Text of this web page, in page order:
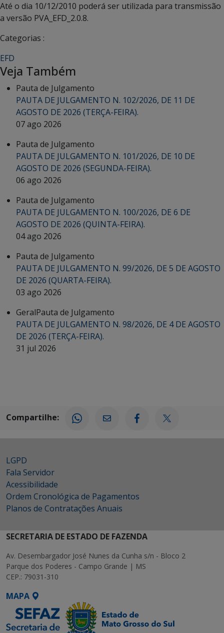
Até o dia 10/12/2010 poderá ser utilizada para transmissão
a versão PVA_EFD_2.0.8.
Categorias :
EFD
Veja Também
Pauta de Julgamento
PAUTA DE JULGAMENTO N. 102/2026, DE 11 DE
AGOSTO DE 2026 (TERÇA-FEIRA).
07 ago 2026
Pauta de Julgamento
PAUTA DE JULGAMENTO N. 101/2026, DE 10 DE
AGOSTO DE 2026 (SEGUNDA-FEIRA).
06 ago 2026
Pauta de Julgamento
PAUTA DE JULGAMENTO N. 100/2026, DE 6 DE
AGOSTO DE 2026 (QUINTA-FEIRA).
04 ago 2026
Pauta de Julgamento
PAUTA DE JULGAMENTO N. 99/2026, DE 5 DE AGOSTO
DE 2026 (QUARTA-FEIRA).
03 ago 2026
GeralPauta de Julgamento
PAUTA DE JULGAMENTO N. 98/2026, DE 4 DE AGOSTO
DE 2026 (TERÇA-FEIRA).
31 jul 2026
Compartilhe:
LGPD
Fala Servidor
Acessibilidade
Ordem Cronológica de Pagamentos
Planos de Contratações Anuais
SECRETARIA DE ESTADO DE FAZENDA
Av. Desembargador José Nunes da Cunha s/n - Bloco 2
Parque dos Poderes - Campo Grande | MS
CEP.: 79031-310
MAPA